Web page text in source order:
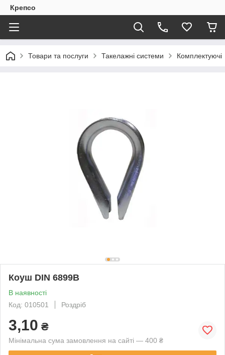
Крепсо
Товари та послуги Такелажні системи Комплектуючі
Коуш DIN 6899B
В наявності
Код: 010501
Роздріб
3,10 ₴
Мінімальна сума замовлення на сайті — 400 ₴